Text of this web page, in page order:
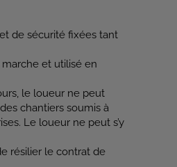
de sécurité fixées tant
et utilisé en
le loueur ne peut
chantiers soumis à
Le loueur ne peut s’y
résilier le contrat de